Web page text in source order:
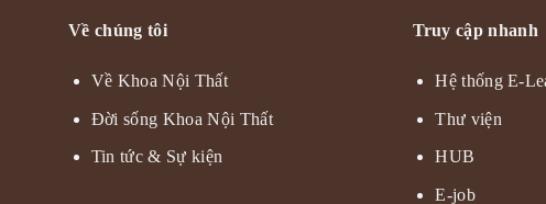
Về chúng tôi
Về Khoa Nội Thất
Đời sống Khoa Nội Thất
Tin tức & Sự kiện
Truy cập nhanh
Hệ thống E-
Thư viện
HUB
E-job